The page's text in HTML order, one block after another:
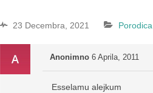
23 Decembra, 2021 Porodica
Anonimno 6 Aprila, 2011
Esselamu alejkum